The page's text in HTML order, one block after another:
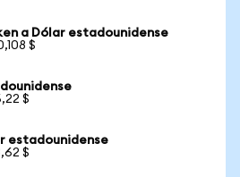
a Dólar estadounidense
$
$
estadounidense
$